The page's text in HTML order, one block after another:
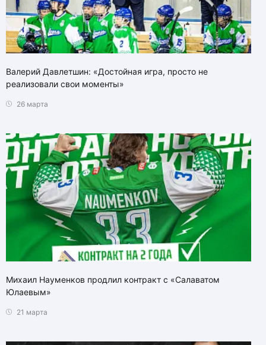
Валерий Давлетшин: «Достойная игра, просто не
реализовали свои моменты»
26 марта
Михаил Науменков продлил контракт с «Салаватом
Юлаевым»
21 марта